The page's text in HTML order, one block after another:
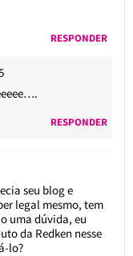
RESPONDER
RESPONDER
seu blog e
legal mesmo, tem
uma dúvida, eu
da Redken nesse
lo?